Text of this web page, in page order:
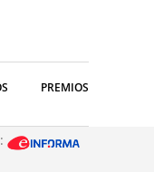
PREMIOS